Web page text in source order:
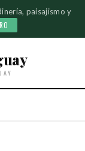
paisajismo y